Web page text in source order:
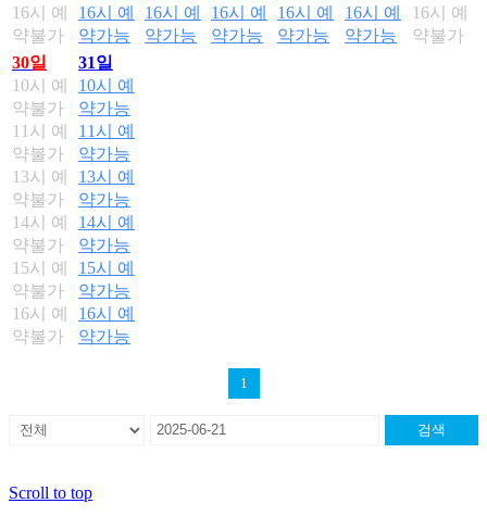
16시 예
약불가
16시 예
약가능
16시 예
약가능
16시 예
약가능
16시 예
약가능
16시 예
약가능
16시 예
약불가
30일
10시 예
약불가
11시 예
약불가
13시 예
약불가
14시 예
약불가
15시 예
약불가
16시 예
약불가
31일
10시 예
약가능
11시 예
약가능
13시 예
약가능
14시 예
약가능
15시 예
약가능
16시 예
약가능
1
검색
Scroll to top